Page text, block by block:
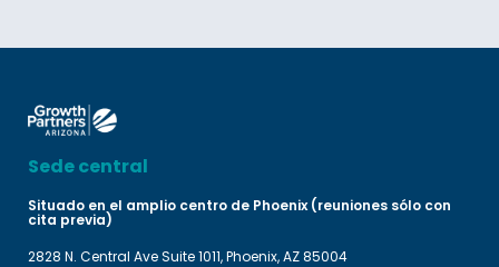
Sede central
Situado en el amplio centro de Phoenix (reuniones sólo con
cita previa)
2828 N. Central Ave Suite 1011, Phoenix, AZ 85004